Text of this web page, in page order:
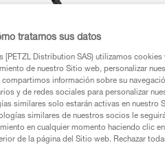
tratamos sus datos
[PETZL Distribution SAS) utilizamos
de nuestro Sitio web, personalizar
compartimos información sobre su
y de redes sociales para personalizar
similares solo estarán activas en nuestro
similares de nuestros socios le
en cualquier momento haciendo clic
de la página del Sitio web. Rechazar